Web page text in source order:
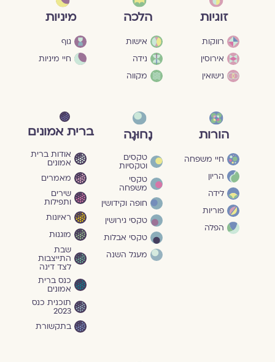
זוגיות
רווקות
אירוסין
נישואין
הלכה
אישות
נידה
מקווה
מיניות
גוף
חיי מיניות
הורות
חיי משפחה
הריון
לידה
פוריות
הפלה
נָחוּגָה
טקסים
וטקסיות
טקסי
משפחה
חופה וקידושין
טקסי גירושין
טקסי אבלות
מעגל השנה
ברית אמונים
אודות ברית
אמונים
מאמרים
שירים
ותפילות
ראיונות
מוגנוּת
שבת
התייצבות
לצד דינה
כנס ברית
אמונים
תוכנית כנס
2023
בתקשורת